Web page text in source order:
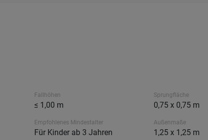
Fallhöhen
≤ 1,00 m
Sprungfläche
0,75 x 0,75 m
Empfohlenes Mindestalter
Für Kinder ab 3 Jahren
Außenmaße
1,25 x 1,25 m